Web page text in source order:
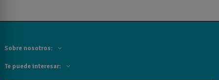
Sobre nosotros:
Te puede interesar: